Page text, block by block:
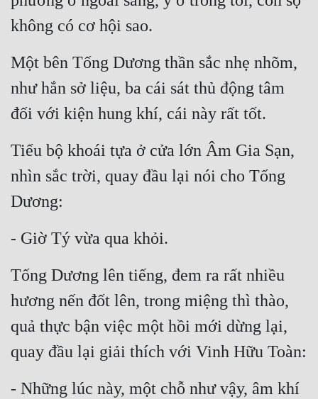
không có cơ hội sao.
Một bên Tống Dương thần sắc nhẹ nhõm,
như hắn sở liệu, ba cái sát thủ động tâm
đối với kiện hung khí, cái này rất tốt.
Tiểu bộ khoái tựa ở cửa lớn Âm Gia Sạn,
nhìn sắc trời, quay đầu lại nói cho Tống
Dương:
- Giờ Tý vừa qua khỏi.
Tống Dương lên tiếng, đem ra rất nhiều
hương nến đốt lên, trong miệng thì thào,
quả thực bận việc một hồi mới dừng lại,
quay đầu lại giải thích với Vinh Hữu Toàn:
- Những lúc này, một chỗ như vậy, âm khí